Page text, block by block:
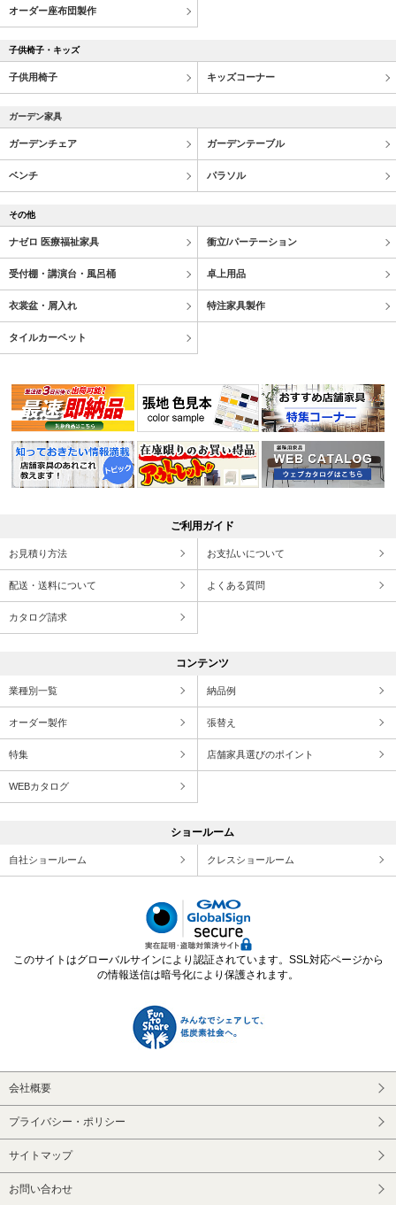
オーダー座布団製作
子供椅子・キッズ
子供用椅子 キッズコーナー
ガーデン家具
ガーデンチェア ガーデンテーブル
ベンチ パラソル
その他
ナゼロ 医療福祉家具 衝立/パーテーション
受付棚・講演台・風呂桶 卓上用品
衣裳盆・屑入れ 特注家具製作
タイルカーペット
ご利用ガイド
お見積り方法 お支払いについて
配送・送料について よくある質問
カタログ請求
コンテンツ
業種別一覧 納品例
オーダー製作 張替え
特集 店舗家具選びのポイント
WEBカタログ
ショールーム
自社ショールーム クレスショールーム
このサイトはグローバルサインにより認証されています。SSL対応ページから
の情報送信は暗号化により保護されます。
会社概要
プライバシー・ポリシー
サイトマップ
お問い合わせ